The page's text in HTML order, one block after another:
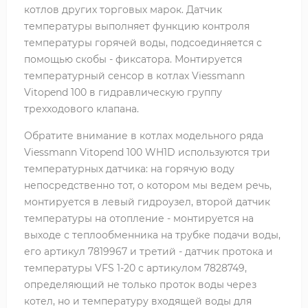
котлов других торговых марок. Датчик
температуры выполняет функцию контроля
температуры горячей воды, подсоединяется с
помощью скобы - фиксатора. Монтируется
температурный сенсор в котлах Viessmann
Vitopend 100 в гидравлическую группу
трехходового клапана.
Обратите внимание в котлах модельного ряда
Viessmann Vitopend 100 WH1D используются три
температурных датчика: на горячую воду
непосредственно тот, о котором мы ведем речь,
монтируется в левый гидроузел, второй датчик
температуры на отопление - монтируется на
выходе с теплообменника на трубке подачи воды,
его артикул 7819967 и третий - датчик протока и
температуры VFS 1-20 с артикулом 7828749,
определяющий не только проток воды через
котел, но и температуру входящей воды для